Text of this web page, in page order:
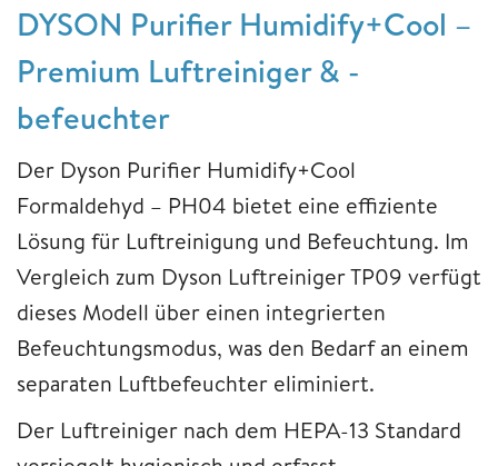
DYSON Purifier Humidify+Cool –
Premium Luftreiniger & -
befeuchter
Der Dyson Purifier Humidify+Cool
Formaldehyd – PH04 bietet eine effiziente
Lösung für Luftreinigung und Befeuchtung. Im
Vergleich zum Dyson Luftreiniger TP09 verfügt
dieses Modell über einen integrierten
Befeuchtungsmodus, was den Bedarf an einem
separaten Luftbefeuchter eliminiert.
Der Luftreiniger nach dem HEPA-13 Standard